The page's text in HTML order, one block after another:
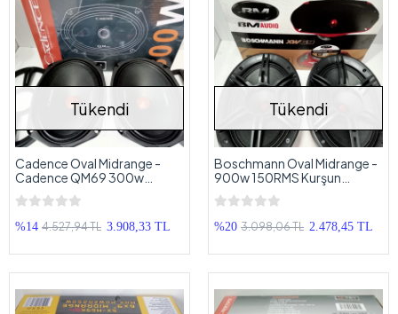
Tükendi
Cadence Oval Midrange -
Cadence QM69 300w
150RMS Kayık Midrange
%14 4.527,94 TL 3.908,33 TL
Tükendi
Boschmann Oval Midrange -
900w 150RMS Kurşun
Göbek Kayık Midrange
%20 3.098,06 TL 2.478,45 TL